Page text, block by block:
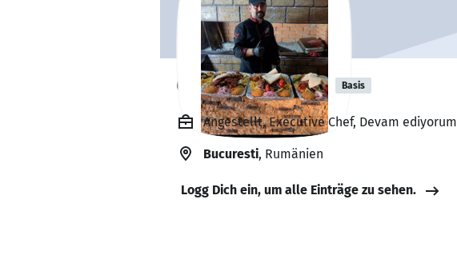
CEBRAİL YILDIZ Basis
Angestellt, Executive Chef, Devam ediyorum
Bucuresti, Rumänien
Logg Dich ein, um alle Einträge zu sehen.